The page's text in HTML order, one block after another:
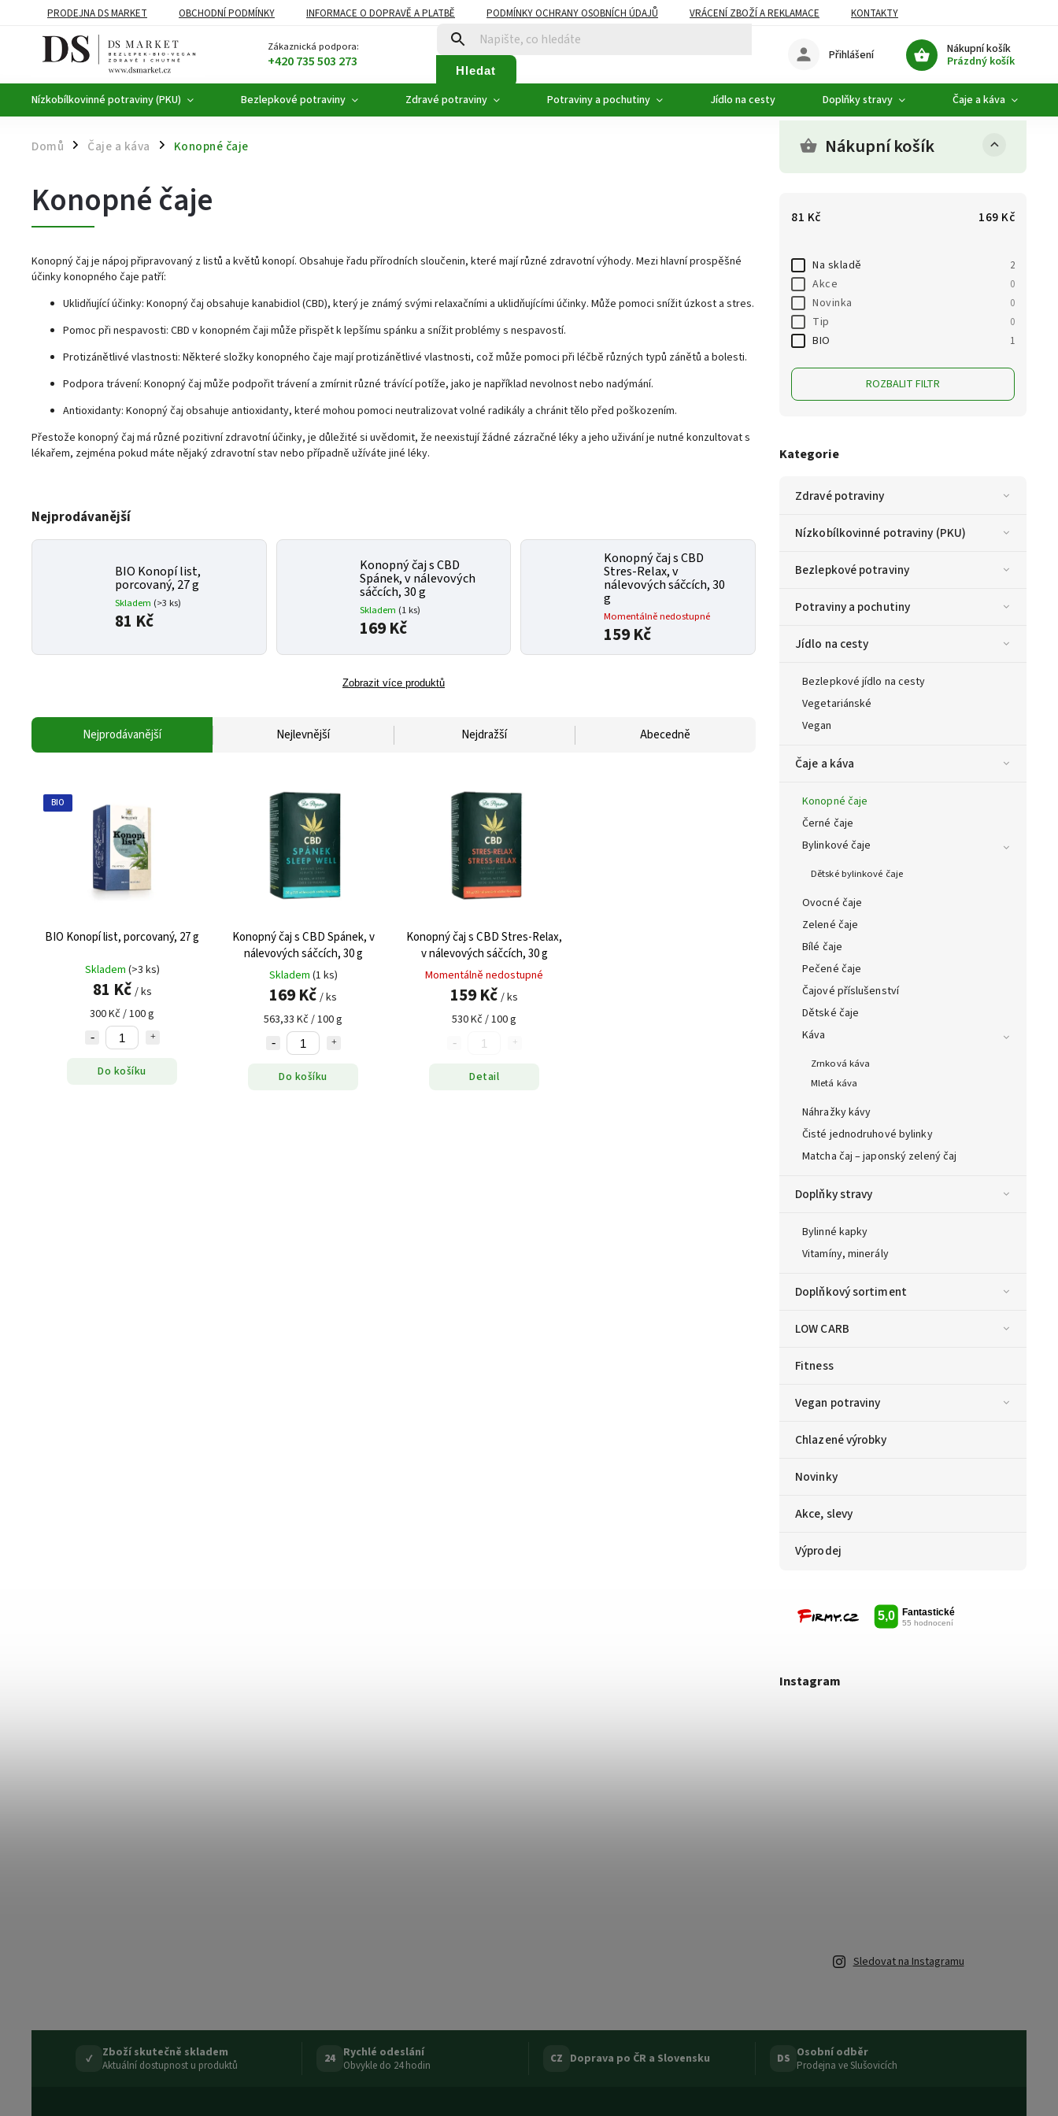
PRODEJNA DS MARKET OBCHODNÍ PODMÍNKY INFORMACE O DOPRAVĚ A PLATBĚ PODMÍNKY OCHRANY OSOBNÍCH ÚDAJŮ VRÁCENÍ ZBOŽÍ A REKLAMACE
KONTAKTY
BEZLEPKOVÉ POTRAVINY
ZDRAVÉ POTRAVINY NOVINKY AKCE, SLEVY
Zákaznická podpora:
+420 735 503 273 Hledat
Nákupní košík
Prázdný košík
Přihlášení
Nízkobílkovinné potraviny (PKU) Bezlepkové potraviny Zdravé potraviny Potraviny a pochutiny Jídlo na cesty Doplňky stravy Čaje a káva
Domů / Čaje a káva / Konopné čaje Nákupní košík
81 Kč 169 Kč
Na skladě 2
Akce 0
Novinka 0
Tip 0
BIO 1
ROZBALIT FILTR
Kategorie
Zdravé potraviny
Nízkobílkovinné potraviny (PKU)
Bezlepkové potraviny
Potraviny a pochutiny
Jídlo na cesty
Bezlepkové jídlo na cesty
Vegetariánské
Vegan
Čaje a káva
Konopné čaje
Černé čaje
Bylinkové čaje
Dětské bylinkové čaje
Ovocné čaje
Zelené čaje
Bílé čaje
Pečené čaje
Čajové příslušenství
Dětské čaje
Káva
Zrnková káva
Mletá káva
Náhražky kávy
Čisté jednodruhové bylinky
Matcha čaj – japonský zelený čaj
Doplňky stravy
Bylinné kapky
Vitamíny, minerály
Doplňkový sortiment
LOW CARB
Fitness
Vegan potraviny
Chlazené výrobky
Novinky
Akce, slevy
Výprodej
Instagram
Sledovat na Instagramu
Konopné čaje
Konopný čaj je nápoj připravovaný z listů a květů konopí. Obsahuje řadu přírodních sloučenin, které mají různé zdravotní výhody. Mezi hlavní prospěšné
účinky konopného čaje patří:
Uklidňující účinky: Konopný čaj obsahuje kanabidiol (CBD), který je známý svými relaxačními a uklidňujícími účinky. Může pomoci snížit úzkost a stres.
Pomoc při nespavosti: CBD v konopném čaji může přispět k lepšímu spánku a snížit problémy s nespavostí.
Protizánětlivé vlastnosti: Některé složky konopného čaje mají protizánětlivé vlastnosti, což může pomoci při léčbě různých typů zánětů a bolesti.
Podpora trávení: Konopný čaj může podpořit trávení a zmírnit různé trávící potíže, jako je například nevolnost nebo nadýmání.
Antioxidanty: Konopný čaj obsahuje antioxidanty, které mohou pomoci neutralizovat volné radikály a chránit tělo před poškozením.
Přestože konopný čaj má různé pozitivní zdravotní účinky, je důležité si uvědomit, že neexistují žádné zázračné léky a jeho uživání je nutné konzultovat s
lékařem, zejména pokud máte nějaký zdravotní stav nebo případně užíváte jiné léky.
Nejprodávanější
BIO Konopí list,
porcovaný, 27 g
Skladem (>3 ks)
81 Kč
Konopný čaj s CBD
Spánek, v nálevových
sáčcích, 30 g
Skladem (1 ks)
169 Kč
Konopný čaj s CBD
Stres-Relax, v
nálevových sáčcích, 30
g
Momentálně nedostupné
159 Kč
Zobrazit více produktů
Nejprodávanější Nejlevnější Nejdražší Abecedně
BIO
BIO Konopí list, porcovaný, 27 g
Skladem (>3 ks)
81 Kč / ks
300 Kč / 100 g
Do košíku
Konopný čaj s CBD Spánek, v
nálevových sáčcích, 30 g
Skladem (1 ks)
169 Kč / ks
563,33 Kč / 100 g
Do košíku
Konopný čaj s CBD Stres-Relax,
v nálevových sáčcích, 30 g
Momentálně nedostupné
159 Kč / ks
530 Kč / 100 g
Detail
✓ Zboží skutečně skladem
Aktuální dostupnost u produktů 24 Rychlé odeslání
Obvykle do 24 hodin CZ Doprava po ČR a Slovensku DS Osobní odběr
Prodejna ve Slušovicích